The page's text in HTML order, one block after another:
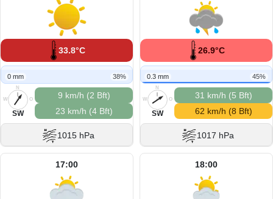
33.8°C
0 mm 38%
N
O
S
W
SW
9 km/h (2 Bft)
23 km/h (4 Bft)
1015 hPa
26.9°C
0.3 mm 45%
N
O
S
W
SW
31 km/h (5 Bft)
62 km/h (8 Bft)
1017 hPa
17:00 18:00